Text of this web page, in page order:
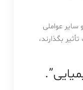
سایر عواملی
بگذارند،